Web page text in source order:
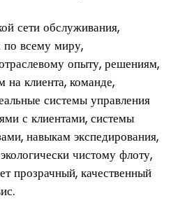
сети обслуживания,
по всему миру,
опыту, решениям,
на клиента, команде,
системы управления
с клиентами, системы
навыкам экспедирования,
чистому флоту,
прозрачный, качественный